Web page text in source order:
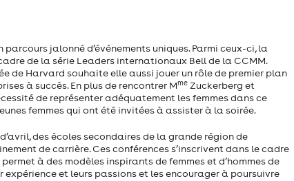
jalonné d’événements uniques. Parmi ceux-ci, la
de la série Leaders internationaux Bell de la CCMM.
de Harvard souhaite elle aussi jouer un rôle de premier plan
à succès. En plus de rencontrer Mme Zuckerberg et
de représenter adéquatement les femmes dans ce
femmes qui ont été invitées à assister à la soirée.
des écoles secondaires de la grande région de
de carrière. Ces conférences s’inscrivent dans le cadre
à des modèles inspirants de femmes et d’hommes de
et leurs passions et les encourager à poursuivre